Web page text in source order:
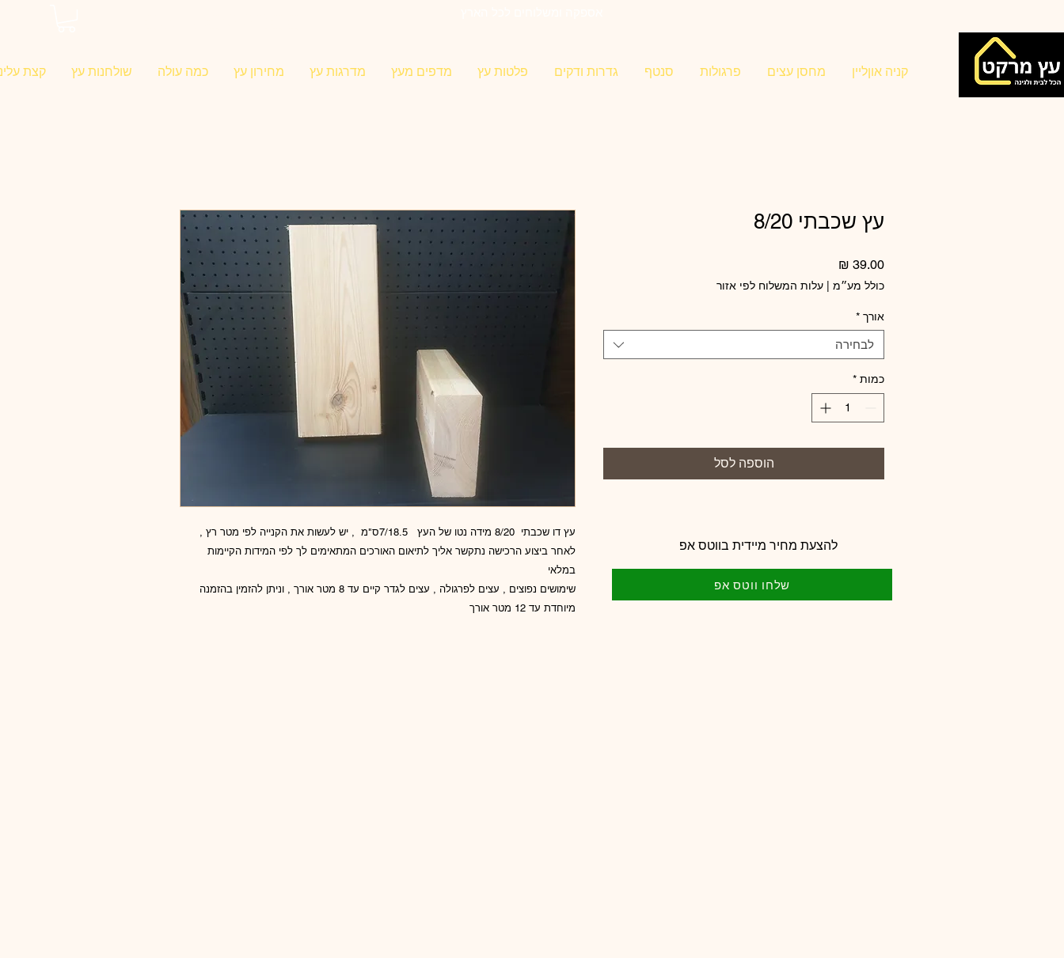
קניה אוןליין מחסן עצים פרגולות סנטף גדרות ודקים פלטות עץ מדפים מעץ מדרגות עץ מחירון עץ כמה עולה שולחנות עץ קצת
עץ דו שכבתי 8/20 מידה נטו של העץ 7/18.5ס"מ , יש לעשות את הקנייה לפי מטר רץ ,
לאחר ביצוע הרכישה נתקשר אליך לתיאום האורכים המתאימים לך לפי המידות הקיימות
במלאי
שימושים נפוצים , עצים לפרגולה , עצים לגדר קיים עד 8 מטר אורך , וניתן להזמין בהזמנה
מיוחדת עד 12 מטר אורך
עץ שכבתי 8/20
כולל מע״מ עלות המשלוח לפי אזור
אורך *
לבחירה
כמות *
הוספה לסל
להצעת מחיר מיידית בווטס אפ
שלחו ווטס אפ